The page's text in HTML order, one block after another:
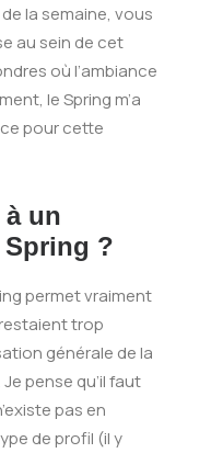
la semaine, vous
au sein de cet
où l’ambiance
le Spring m’a
pour cette
à un
?
permet vraiment
trop
générale de la
pense qu’il faut
pas en
de profil (il y